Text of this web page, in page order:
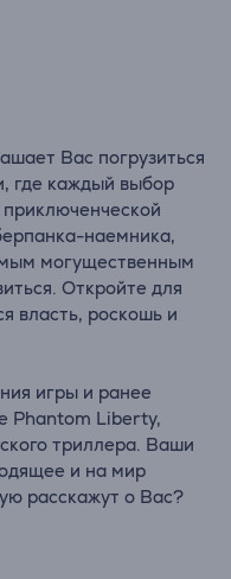
Вас погрузиться
где каждый выбор
наемника,
могущественным
Откройте для
власть, роскошь и
игры и ранее
Phantom Liberty,
триллера. Ваши
и на мир
расскажут о Вас?